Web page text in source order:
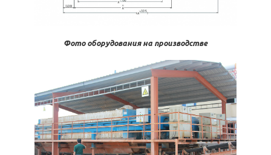
Фото оборудования на производстве